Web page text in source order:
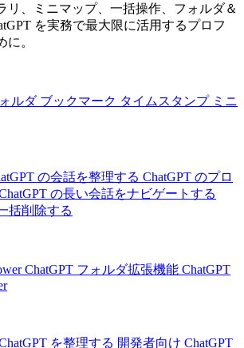
リ、ミニマップ、一括操作、フォルダ＆
を実務で最大限に活用するプロフ
に。
ルダ ブックマーク タイムスタンプ ミニ
の会話を整理する ChatGPT のプロ
の長い会話をナビゲートする
括削除する
ChatGPT フォルダ拡張機能 ChatGPT
を整理する 開発者向け ChatGPT